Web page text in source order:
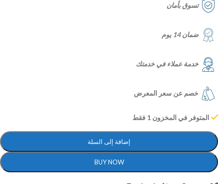
تسوق بأمان
ضمان 14 يوم
خدمة عملاء في خدمتك
خصم عن سعر المعرض
المتوفر في المخزون 1 فقط
إضافة إلى السلة
BUY NOW